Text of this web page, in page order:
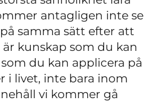
antagligen inte se
samma sätt efter att
kunskap som du kan
du kan applicera på
i livet, inte bara inom
vi kommer gå